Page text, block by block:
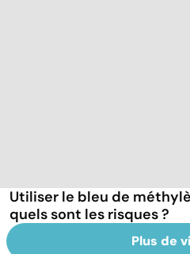
Utiliser le bleu de
quels sont les risques ?
Plus de